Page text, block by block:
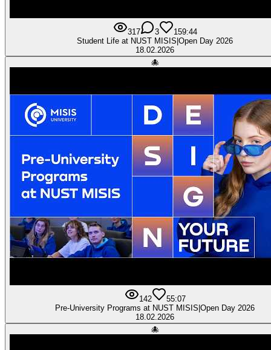
317 3 159:44
Student Life at NUST MISIS|Open Day 2026
18.02.2026
🐙
142 55:07
Pre-University Programs at NUST MISIS|Open Day 2026
18.02.2026
🐙